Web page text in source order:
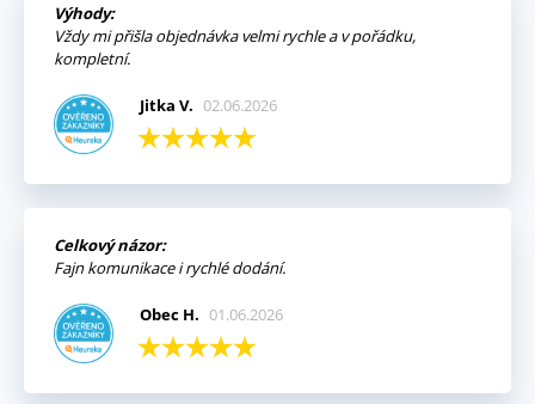
Výhody:
Vždy mi přišla objednávka velmi rychle a v pořádku,
kompletní.
Jitka V. 02.06.2026
Celkový názor:
Fajn komunikace i rychlé dodání.
Obec H. 01.06.2026